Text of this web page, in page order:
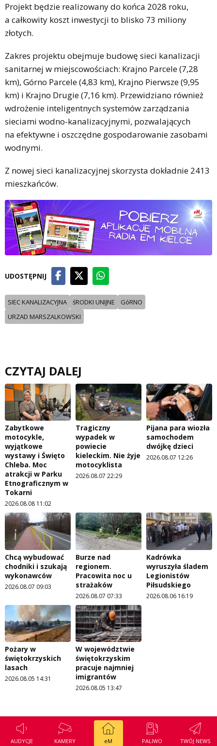
AUDYCJE KAMERY eM PALIWO TWÓJ NEWS
Projekt będzie realizowany do końca 2028 roku,
a całkowity koszt inwestycji to blisko 73 miliony
złotych.
Zakres projektu obejmuje budowę sieci kanalizacji
sanitarnej w miejscowościach: Krajno Parcele (7,28
km), Górno Parcele (4,83 km), Krajno Pierwsze (9,95
km) i Krajno Drugie (7,16 km). Przewidziano również
wdrożenie inteligentnych systemów zarządzania
sieciami wodno-kanalizacyjnymi, pozwalających
na efektywne i oszczędne gospodarowanie zasobami
wodnymi.
Z nowej sieci kanalizacyjnej skorzysta dokładnie 2413
mieszkańców.
UDOSTĘPNIJ
SIEC KANALIZACYJNA śRODKI UNIJNE
GóRNO
URZAD MARSZALKOWSKI
CZYTAJ DALEJ
Zabytkowe
motocykle,
wyjątkowe
wystawy i Święto
Chleba. Moc
atrakcji w Parku
Etnograficznym w
Tokarni
2026.08.08 11:02
Tragiczny
wypadek w
powiecie
kieleckim. Nie żyje
motocyklista
2026.08.07 22:29
Pijana para wiozła
samochodem
dwójkę dzieci
2026.08.07 12:26
Chcą wybudować
chodniki i szukają
wykonawców
2026.08.07 09:03
Burze nad
regionem.
Pracowita noc u
strażaków
2026.08.07 07:33
Kadrówka
wyruszyła śladem
Legionistów
Piłsudskiego
2026.08.06 16:19
Pożary w
świętokrzyskich
lasach
2026.08.05 14:31
W województwie
świętokrzyskim
pracuje najmniej
imigrantów
2026.08.05 13:47